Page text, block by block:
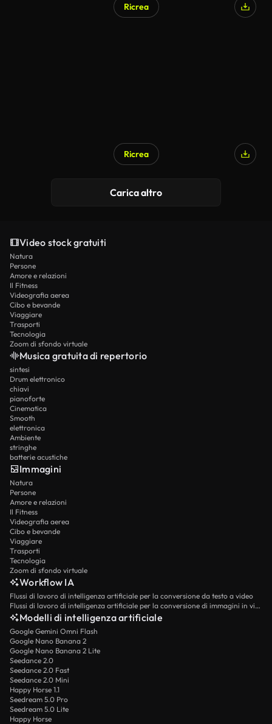
Ricrea
Ricrea
Carica altro
Video stock gratuiti
Natura
Persone
Amore e relazioni
Il Fitness
Videografia aerea
Cibo e bevande
Viaggiare
Trasporti
Tecnologia
Zoom di sfondo virtuale
Musica gratuita di repertorio
sintesi
Drum elettronico
chiavi
pianoforte
Cinematica
Smooth
elettronica
Ambiente
stringhe
batterie acustiche
Immagini
Natura
Persone
Amore e relazioni
Il Fitness
Videografia aerea
Cibo e bevande
Viaggiare
Trasporti
Tecnologia
Zoom di sfondo virtuale
Workflow IA
Flussi di lavoro di intelligenza artificiale per la conversione da testo a video
Flussi di lavoro di intelligenza artificiale per la conversione di immagini in video
Modelli di intelligenza artificiale
Google Gemini Omni Flash
Google Nano Banana 2
Google Nano Banana 2 Lite
Seedance 2.0
Seedance 2.0 Fast
Seedance 2.0 Mini
Happy Horse 1.1
Seedream 5.0 Pro
Seedream 5.0 Lite
Happy Horse